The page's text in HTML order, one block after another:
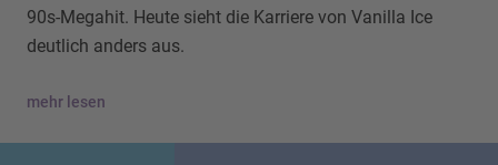
90s-Megahit. Heute sieht die Karriere von Vanilla Ice
deutlich anders aus.
mehr lesen